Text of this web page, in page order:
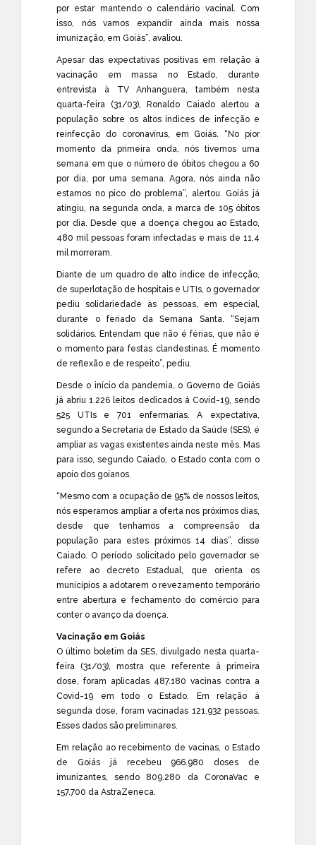
por estar mantendo o calendário vacinal. Com
isso, nós vamos expandir ainda mais nossa
imunização, em Goiás”, avaliou.
Apesar das expectativas positivas em relação à
vacinação em massa no Estado, durante
entrevista à TV Anhanguera, também nesta
quarta-feira (31/03), Ronaldo Caiado alertou a
população sobre os altos índices de infecção e
reinfecção do coronavírus, em Goiás. “No pior
momento da primeira onda, nós tivemos uma
semana em que o número de óbitos chegou a 60
por dia, por uma semana. Agora, nós ainda não
estamos no pico do problema”, alertou. Goiás já
atingiu, na segunda onda, a marca de 105 óbitos
por dia. Desde que a doença chegou ao Estado,
480 mil pessoas foram infectadas e mais de 11,4
mil morreram.
Diante de um quadro de alto índice de infecção,
de superlotação de hospitais e UTIs, o governador
pediu solidariedade às pessoas, em especial,
durante o feriado da Semana Santa. “Sejam
solidários. Entendam que não é férias, que não é
o momento para festas clandestinas. É momento
de reflexão e de respeito”, pediu.
Desde o início da pandemia, o Governo de Goiás
já abriu 1.226 leitos dedicados à Covid-19, sendo
525 UTIs e 701 enfermarias. A expectativa,
segundo a Secretaria de Estado da Saúde (SES), é
ampliar as vagas existentes ainda neste mês. Mas
para isso, segundo Caiado, o Estado conta com o
apoio dos goianos.
“Mesmo com a ocupação de 95% de nossos leitos,
nós esperamos ampliar a oferta nos próximos dias,
desde que tenhamos a compreensão da
população para estes próximos 14 dias”, disse
Caiado. O período solicitado pelo governador se
refere ao decreto Estadual, que orienta os
municípios a adotarem o revezamento temporário
entre abertura e fechamento do comércio para
conter o avanço da doença.
Vacinação em Goiás
O último boletim da SES, divulgado nesta quarta-
feira (31/03), mostra que referente à primeira
dose, foram aplicadas 487.180 vacinas contra a
Covid-19 em todo o Estado. Em relação à
segunda dose, foram vacinadas 121.932 pessoas.
Esses dados são preliminares.
Em relação ao recebimento de vacinas, o Estado
de Goiás já recebeu 966.980 doses de
imunizantes, sendo 809.280 da CoronaVac e
157.700 da AstraZeneca.